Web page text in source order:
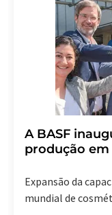
A BASF
produção em
Expansão da
mundial de